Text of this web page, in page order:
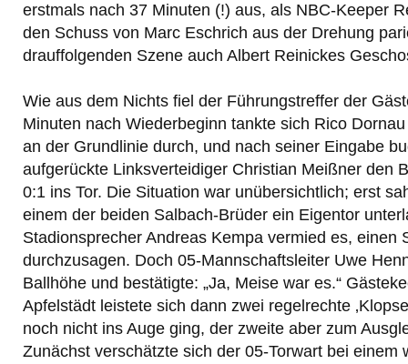
erstmals nach 37 Minuten (!) aus, als NBC-Keeper
den Schuss von Marc Eschrich aus der Drehung
drauffolgenden Szene auch Albert Reinickes
Wie aus dem Nichts fiel der Führungstreffer der
Minuten nach Wiederbeginn tankte sich Rico
an der Grundlinie durch, und nach seiner Eingabe
aufgerückte Linksverteidiger Christian Meißner den
0:1 ins Tor. Die Situation war unübersichtlich; erst
einem der beiden Salbach-Brüder ein Eigentor
Stadionsprecher Andreas Kempa vermied es, einen
durchzusagen. Doch 05-Mannschaftsleiter Uwe
Ballhöhe und bestätigte: „Ja, Meise war es.“
Apfelstädt leistete sich dann zwei regelrechte
noch nicht ins Auge ging, der zweite aber zum
Zunächst verschätzte sich der 05-Torwart bei einem